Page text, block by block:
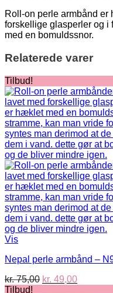
Roll-on perle armbånd er
forskellige glasperler og
med en bomuldssnor.
Relaterede varer
Tilbud!
Vis
Nepal perle armbånd –
kr.75,00 Den
kr. 49,00Den
Tilbud!